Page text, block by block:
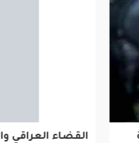
القضاء العراقي